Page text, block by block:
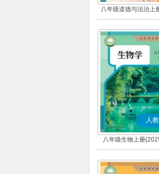
八年级道德与法治上
秋版)(部编版)
人
八年级生物上册